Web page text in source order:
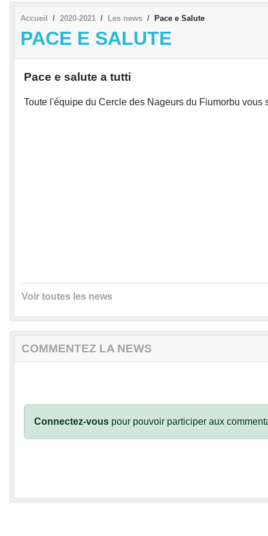
Accueil 2020-2021 Les news Pace e Salute
PACE E SALUTE
Pace e salute a tutti
Toute l'équipe du Cercle des Nageurs du Fiumorbu
Voir toutes les news
COMMENTEZ LA NEWS
Connectez-vous pour pouvoir participer aux